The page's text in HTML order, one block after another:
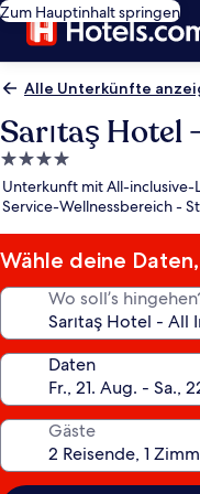
Zum Hauptinhalt springen
Alle Unterkünfte
Sarıtaş Hotel
4.0-
Sterne-
Unterkunft
Unterkunft mit All-inclusive-
Service-Wellnessbereich -
Wähle deine
Wo soll’s
Daten
Gäste